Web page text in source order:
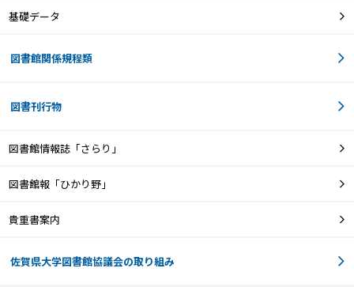
基礎データ
図書館関係規程類
図書刊行物
図書館情報誌「さらり」
図書館報「ひかり野」
貴重書案内
佐賀県大学図書館協議会の取り組み